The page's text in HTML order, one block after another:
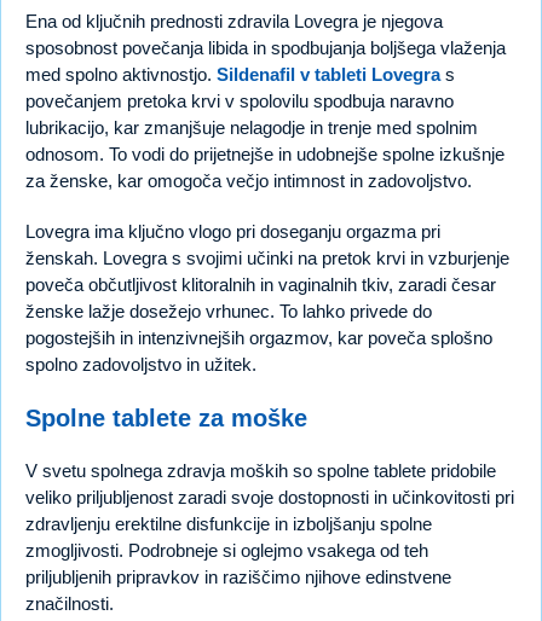
Ena od ključnih prednosti zdravila Lovegra je njegova
sposobnost povečanja libida in spodbujanja boljšega vlaženja
med spolno aktivnostjo. Sildenafil v tableti Lovegras
povečanjem pretoka krvi v spolovilu spodbuja naravno
lubrikacijo, kar zmanjšuje nelagodje in trenje med spolnim
odnosom. To vodi do prijetnejše in udobnejše spolne izkušnje
za ženske, kar omogoča večjo intimnost in zadovoljstvo.
Lovegra ima ključno vlogo pri doseganju orgazma pri
ženskah. Lovegra s svojimi učinki na pretok krvi in vzburjenje
poveča občutljivost klitoralnih in vaginalnih tkiv, zaradi česar
ženske lažje dosežejo vrhunec. To lahko privede do
pogostejših in intenzivnejših orgazmov, kar poveča splošno
spolno zadovoljstvo in užitek.
Spolne tablete za moške
V svetu spolnega zdravja moških so spolne tablete pridobile
veliko priljubljenost zaradi svoje dostopnosti in učinkovitosti pri
zdravljenju erektilne disfunkcije in izboljšanju spolne
zmogljivosti. Podrobneje si oglejmo vsakega od teh
priljubljenih pripravkov in raziščimo njihove edinstvene
značilnosti.